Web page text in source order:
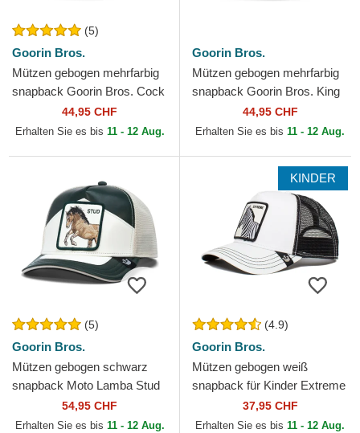
(5)
Goorin Bros.
Mützen gebogen mehrfarbig
snapback Goorin Bros. Cock
Team Rooster Original
Recipe Team Pride The...
44,95 CHF
Erhalten Sie es bis 11 - 12 Aug.
Goorin Bros.
Mützen gebogen mehrfarbig
snapback Goorin Bros. King
Team Tiger Original Recipe
Team Pride The...
44,95 CHF
Erhalten Sie es bis 11 - 12 Aug.
(5)
Goorin Bros.
Mützen gebogen schwarz
snapback Moto Lamba Stud
The Farm Goorin Bros.
54,95 CHF
Erhalten Sie es bis 11 - 12 Aug.
KINDER
(4.9)
Goorin Bros.
Mützen gebogen weiß
snapback für Kinder Extreme
Little Stripe The Farm Goorin
Bros.
37,95 CHF
Erhalten Sie es bis 11 - 12 Aug.